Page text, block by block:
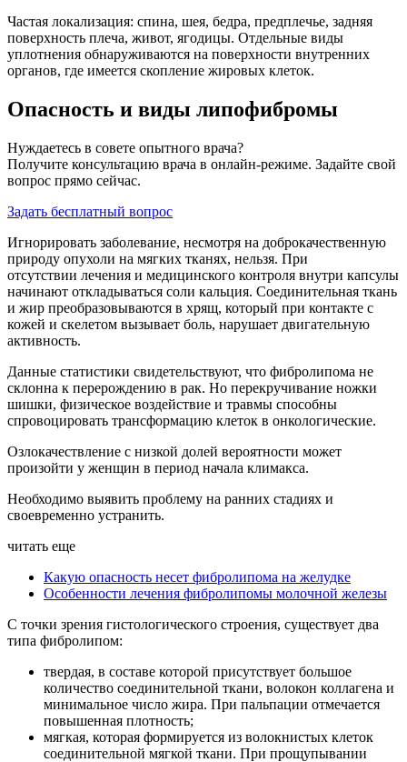
Частая локализация: спина, шея, бедра, предплечье, задняя
поверхность плеча, живот, ягодицы. Отдельные виды
уплотнения обнаруживаются на поверхности внутренних
органов, где имеется скопление жировых клеток.
Опасность и виды липофибромы
Нуждаетесь в совете опытного врача?
Получите консультацию врача в онлайн-режиме. Задайте свой
вопрос прямо сейчас.
Задать бесплатный вопрос
Игнорировать заболевание, несмотря на доброкачественную
природу опухоли на мягких тканях, нельзя. При
отсутствии лечения и медицинского контроля внутри капсулы
начинают откладываться соли кальция. Соединительная ткань
и жир преобразовываются в хрящ, который при контакте с
кожей и скелетом вызывает боль, нарушает двигательную
активность.
Данные статистики свидетельствуют, что фибролипома не
склонна к перерождению в рак. Но перекручивание ножки
шишки, физическое воздействие и травмы способны
спровоцировать трансформацию клеток в онкологические.
Озлокачествление с низкой долей вероятности может
произойти у женщин в период начала климакса.
Необходимо выявить проблему на ранних стадиях и
своевременно устранить.
читать еще
Какую опасность несет фибролипома на желудке
Особенности лечения фибролипомы молочной железы
С точки зрения гистологического строения, существует два
типа фибролипом:
твердая, в составе которой присутствует большое
количество соединительной ткани, волокон коллагена и
минимальное число жира. При пальпации отмечается
повышенная плотность;
мягкая, которая формируется из волокнистых клеток
соединительной мягкой ткани. При прощупывании